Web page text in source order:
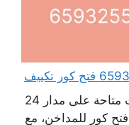
خدمات شركة قص خرسانة الكويت متاحة على مدار 24
كور للمداخن، مع